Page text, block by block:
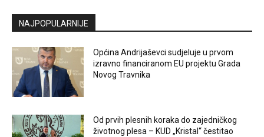
NAJPOPULARNIJE
Općina Andrijaševci sudjeluje u prvom
izravno financiranom EU projektu Grada
Novog Travnika
Od prvih plesnih koraka do zajedničkog
životnog plesa – KUD „Kristal“ čestitao